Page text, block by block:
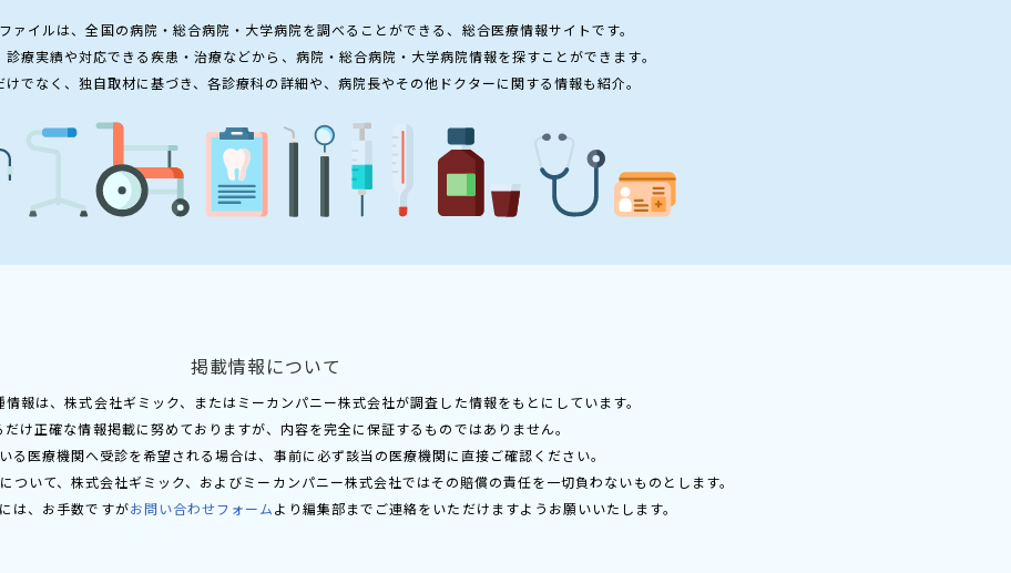
ァイルは、全国の病院・総合病院・大学病院を調べることができる、総合医療情報サイトです。
療実績や対応できる疾患・治療などから、病院・総合病院・大学病院情報を探すことができます。
でなく、独自取材に基づき、各診療科の詳細や、病院長やその他ドクターに関する情報も紹介。
掲載情報について
報は、株式会社ギミック、またはミーカンパニー株式会社が調査した情報をもとにしています。
だけ正確な情報掲載に努めておりますが、内容を完全に保証するものではありません。
る医療機関へ受診を希望される場合は、事前に必ず該当の医療機関に直接ご確認ください。
ついて、株式会社ギミック、およびミーカンパニー株式会社ではその賠償の責任を一切負わないものとします。
は、お手数ですがお問い合わせフォームより編集部までご連絡をいただけますようお願いいたします。